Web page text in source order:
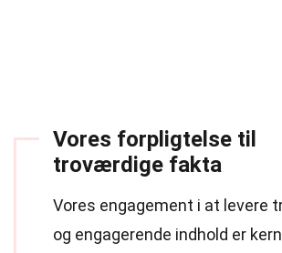
Vores forpligtelse til
troværdige fakta
Vores engagement i at levere
og engagerende indhold er